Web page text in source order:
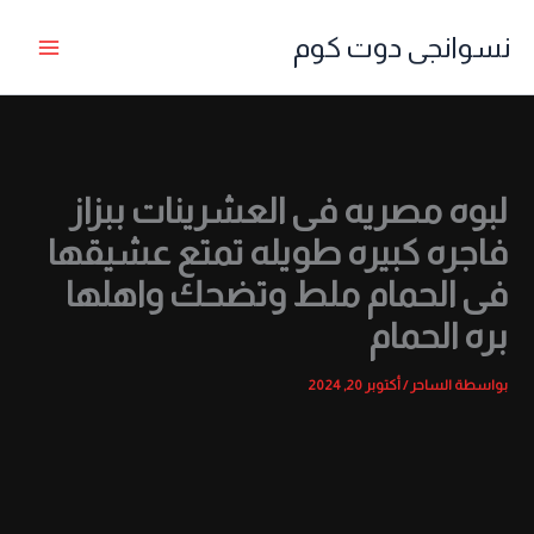
نسوانجى دوت كوم
لبوه مصريه فى العشرينات ببزاز
فاجره كبيره طويله تمتع عشيقها
فى الحمام ملط وتضحك واهلها
بره الحمام
بواسطة الساحر/أكتوبر 20, 2024